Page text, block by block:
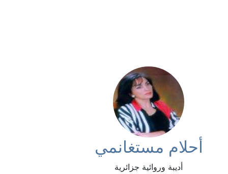
أحلام مستغانمي
أديبة وروائية جزائرية